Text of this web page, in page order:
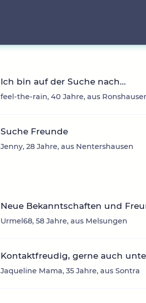
Ich bin auf der Suche nach...
feel-the-rain, 40 Jahre, aus
Suche Freunde
Jenny, 28 Jahre, aus Nentershausen
Neue Bekanntschaften und
Urmel68, 58 Jahre, aus Melsungen
Kontaktfreudig, gerne auch
Jaqueline Mama, 35 Jahre, aus Sontra